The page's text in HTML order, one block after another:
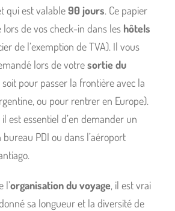
qui est valable90 jours. Ce papier
de vos check-in dans les hôtels
de l’exemption de TVA). Il vous
lors de votresortie du
soit pour passer la frontière avec la
ou pour rentrer en Europe).
il est essentiel d’en demander un
PDI ou dans l’aéroport
l’organisation du voyage, il est vrai
sa longueur et la diversité de